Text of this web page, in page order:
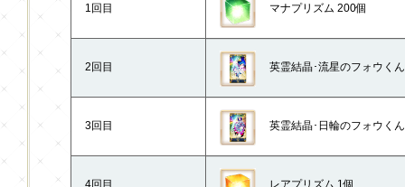
1回目 マナプリズム 200個
2回目 英霊結晶･流星のフォウく
3回目 英霊結晶･日輪のフォウく
4回目 レアプリズム 1個